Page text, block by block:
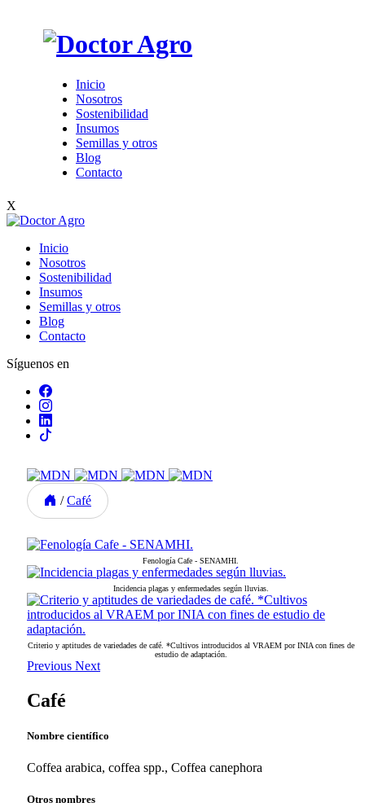
Inicio
Nosotros
Sostenibilidad
Insumos
Semillas y otros
Blog
Contacto
X
Inicio
Nosotros
Sostenibilidad
Insumos
Semillas y otros
Blog
Contacto
Síguenos en
/ Café
Fenología Cafe - SENAMHI.
Incidencia plagas y enfermedades según lluvias.
Criterio y aptitudes de variedades de café. *Cultivos introducidos al VRAEM por INIA con fines de
estudio de adaptación.
Previous Next
Café
Nombre científico
Coffea arabica, coffea spp., Coffea canephora
Otros nombres